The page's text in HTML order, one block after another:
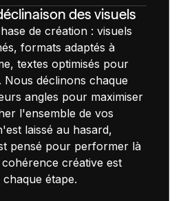
des visuels
de création : visuels
formats adaptés à
textes optimisés pour
Nous déclinons chaque
angles pour maximiser
l'ensemble de vos
laissé au hasard,
pensé pour performer là
créative est
étape.